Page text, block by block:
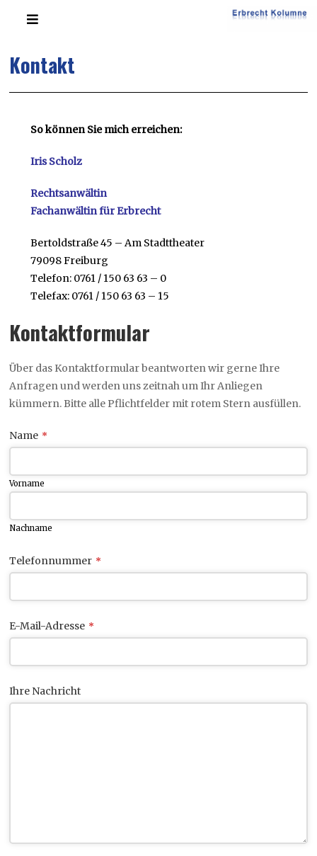
Kontakt
So können Sie mich erreichen:
Iris Scholz
Fachanwältin für Erbrecht
Bertoldstraße 45 – Am Stadttheater
79098 Freiburg
Telefon: 0761 / 150 63 63 – 0
Telefax: 0761 / 150 63 63 – 15
Kontaktformular
Über das Kontaktformular beantworten wir gerne Ihre
Anfragen und werden uns zeitnah um Ihr Anliegen
kümmern. Bitte alle Pflichtfelder mit rotem Stern ausfüllen.
Name *
Vorname
Nachname
Telefonnummer *
E-Mail-Adresse *
Ihre Nachricht